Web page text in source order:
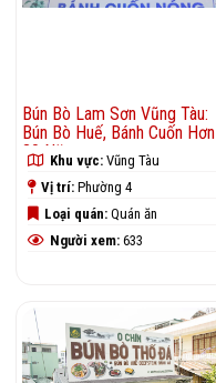
Bún Bò Lam Sơn Vũng Tàu:
Bún Bò Huế, Bánh Cuốn Hơn
30 NămKhu vực: Vũng Tàu
Vị trí: Phường 4
Loại quán: Quán ăn
Người xem: 633